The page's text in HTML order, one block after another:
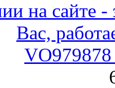
VO979878